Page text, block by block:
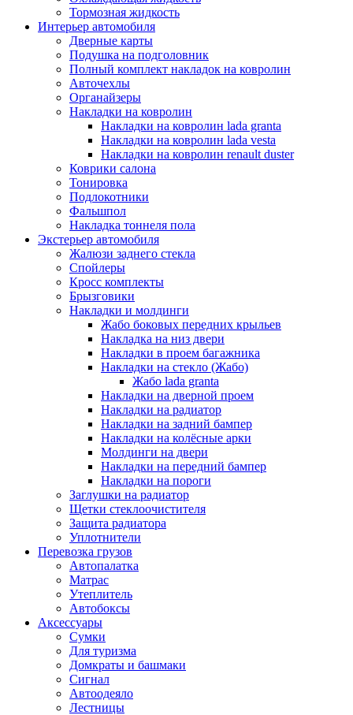
Тормозная жидкость
Интерьер автомобиля
Дверные карты
Подушка на подголовник
Полный комплект накладок на ковролин
Авточехлы
Органайзеры
Накладки на ковролин
Накладки на ковролин lada granta
Накладки на ковролин lada vesta
Накладки на ковролин renault duster
Коврики салона
Тонировка
Подлокотники
Фальшпол
Накладка тоннеля пола
Экстерьер автомобиля
Жалюзи заднего стекла
Спойлеры
Кросс комплекты
Брызговики
Накладки и молдинги
Жабо боковых передних крыльев
Накладка на низ двери
Накладки в проем багажника
Накладки на стекло (Жабо)
Жабо lada granta
Накладки на дверной проем
Накладки на радиатор
Накладки на задний бампер
Накладки на колёсные арки
Молдинги на двери
Накладки на передний бампер
Накладки на пороги
Заглушки на радиатор
Щетки стеклоочистителя
Защита радиатора
Уплотнители
Перевозка грузов
Автопалатка
Матрас
Утеплитель
Автобоксы
Аксессуары
Сумки
Для туризма
Домкраты и башмаки
Сигнал
Автоодеяло
Лестницы